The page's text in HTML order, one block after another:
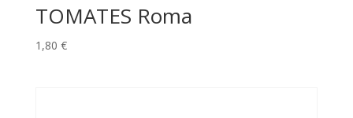
TOMATES Roma
1,80 €